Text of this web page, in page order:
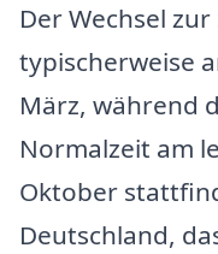
Der Wechsel
typischerweise
März, während
Normalzeit am
Oktober
Deutschland,